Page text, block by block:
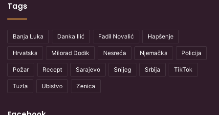
Tags
Banja Luka Danka Ilić Fadil Novalić Hapšenje
Hrvatska Milorad Dodik Nesreća Njemačka Policija
Požar Recept Sarajevo Snijeg Srbija TikTok
Tuzla Ubistvo Zenica